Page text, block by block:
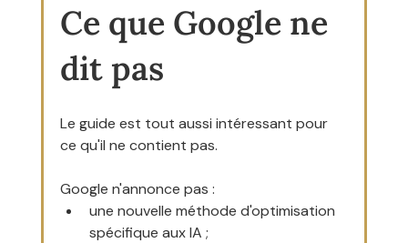
Ce que Google ne
dit pas
Le guide est tout aussi intéressant pour
ce qu'il ne contient pas.
Google n'annonce pas :
une nouvelle méthode d'optimisation
spécifique aux IA ;